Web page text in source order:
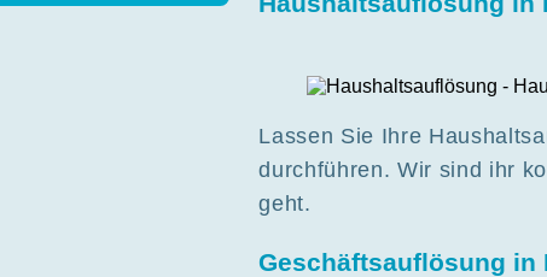
Lassen Sie Ihre
durchführen. Wir sind ihr
geht.
Geschäftsauflösung in